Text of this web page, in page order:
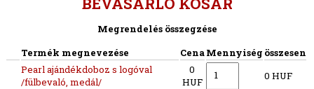
Megrendelés összegzése
Termék megnevezése
CenaMennyiség összesen
Pearl ajándékdoboz s logóval
/fülbevaló, medál/
0
HUF
0 HUF